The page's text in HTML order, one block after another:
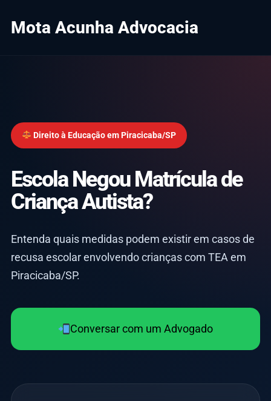
Mota Acunha Advocacia
Direito à Educação em Piracicaba/SP
Escola Negou Matrícula de
Criança Autista?
Entenda quais medidas podem existir em casos de
recusa escolar envolvendo crianças com TEA em
Piracicaba/SP.
Conversar com um Advogado